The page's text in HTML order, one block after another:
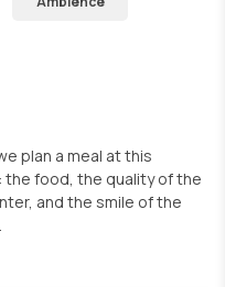
plan a meal at this
the food, the quality of the
and the smile of the